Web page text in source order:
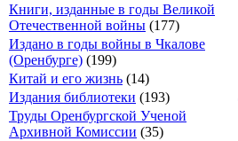
Книги, изданные в годы Великой
Отечественной войны (177)
Издано в годы войны в Чкалове
(Оренбурге) (199)
Китай и его жизнь (14)
Издания библиотеки (193)
Труды Оренбургской Ученой
Архивной Комиссии (35)